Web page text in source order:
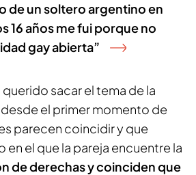
de un soltero argentino en
16 años me fui porque no
gay abierta”
querido sacar el tema de la
el primer momento de
parecen coincidir y que
en el que la pareja encuentre la
de derechas y coinciden que